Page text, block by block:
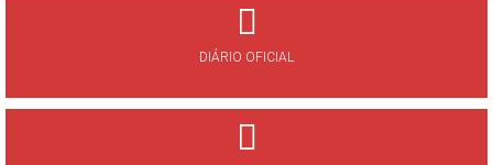
DIÁRIO OFICIAL